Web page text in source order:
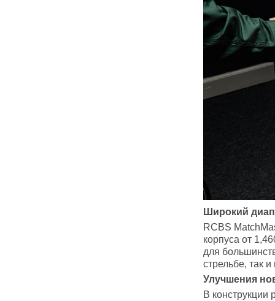
Широкий
RCBS
корпуса от
для
стрельбе, так и
Улучшения
В конструкции